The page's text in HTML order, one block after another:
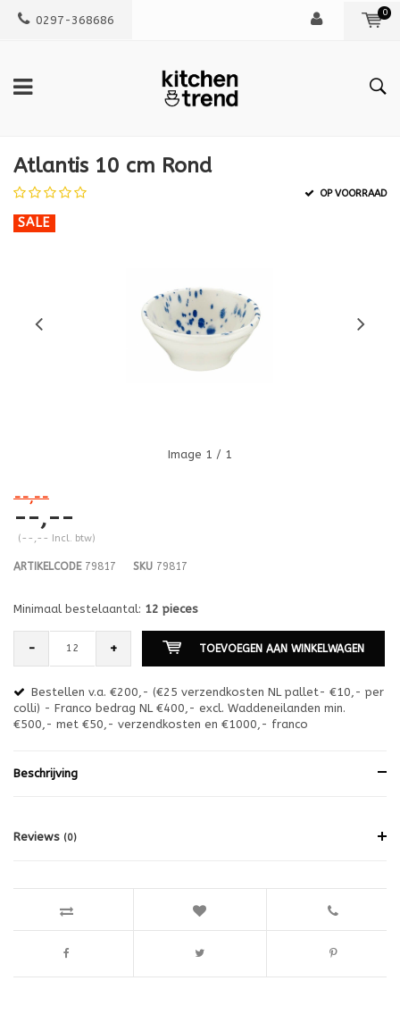
0297-368686
0
Atlantis 10 cm Rond
OP VOORRAAD
SALE
Image 1 / 1
--,--
--,--
(--,-- Incl. btw)
ARTIKELCODE79817 SKU 79817
Minimaal bestelaantal: 12 pieces
- + TOEVOEGEN AAN WINKELWAGEN
Bestellen v.a. €200,- (€25 verzendkosten NL pallet- €10,- per
colli) - Franco bedrag NL €400,- excl. Waddeneilanden min.
€500,- met €50,- verzendkosten en €1000,- franco
Beschrijving
Reviews (0)